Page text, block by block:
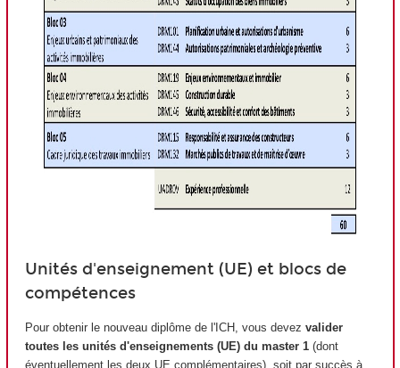
Unités d'enseignement (UE) et blocs de
compétences
Pour obtenir le nouveau diplôme de l'ICH, vous devez valider
toutes les unités d'enseignements (UE) du master 1 (dont
éventuellement les deux UE complémentaires), soit par succès à